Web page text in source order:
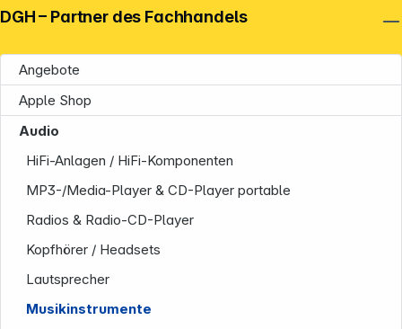
Angebote
Apple Shop
Audio
HiFi-Anlagen / HiFi-Komponenten
MP3-/Media-Player & CD-Player portable
Radios & Radio-CD-Player
Kopfhörer / Headsets
Lautsprecher
Musikinstrumente
DGH – Partner des Fachhandels
Unternehmen
Informationen